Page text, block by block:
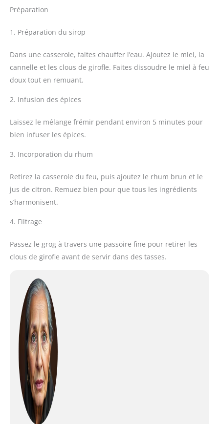
Préparation
1. Préparation du sirop
Dans une casserole, faites chauffer l’eau. Ajoutez le miel, la
cannelle et les clous de girofle. Faites dissoudre le miel à feu
doux tout en remuant.
2. Infusion des épices
Laissez le mélange frémir pendant environ 5 minutes pour
bien infuser les épices.
3. Incorporation du rhum
Retirez la casserole du feu, puis ajoutez le rhum brun et le
jus de citron. Remuez bien pour que tous les ingrédients
s’harmonisent.
4. Filtrage
Passez le grog à travers une passoire fine pour retirer les
clous de girofle avant de servir dans des tasses.